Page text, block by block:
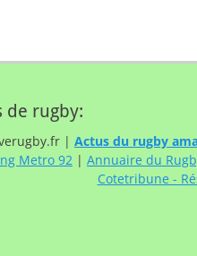
de rugby:
| Actus du rugby
Metro 92 | Annuaire du
Cotetribune -